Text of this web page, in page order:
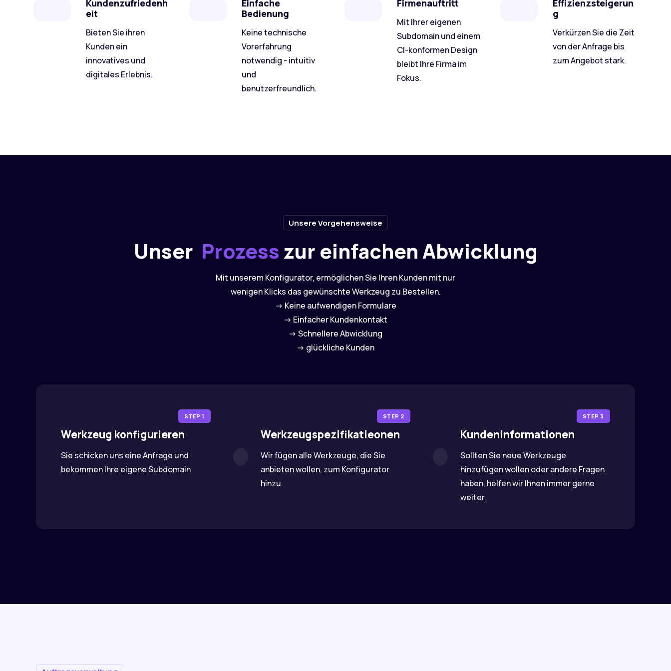
Kundenzufriedenh
eit
Bieten Sie ihren
Kunden ein
innovatives und
digitales Erlebnis.
Einfache
Bedienung
Keine technische
Vorerfahrung
notwendig - intuitiv
und
benutzerfreundlich.
Firmenauftritt
Mit Ihrer eigenen
Subdomain und einem
CI-konformen Design
bleibt Ihre Firma im
Fokus.
Effizienzsteigerun
g
Verkürzen Sie die Zeit
von der Anfrage bis
zum Angebot stark.
Unsere Vorgehensweise
Unser Prozess zur einfachen Abwicklung
Mit unserem Konfigurator, ermöglichen Sie Ihren Kunden mit nur
wenigen Klicks das gewünschte Werkzeug zu Bestellen.
-> Keine aufwendigen Formulare
-> Einfacher Kundenkontakt
-> Schnellere Abwicklung
-> glückliche Kunden
STEP 1
Werkzeug konfigurieren
Sie schicken uns eine Anfrage und
bekommen Ihre eigene Subdomain
STEP 2
Werkzeugspezifikatieonen
Wir fügen alle Werkzeuge, die Sie
anbieten wollen, zum Konfigurator
hinzu.
STEP 3
Kundeninformationen
Sollten Sie neue Werkzeuge
hinzufügen wollen oder andere Fragen
haben, helfen wir Ihnen immer gerne
weiter.